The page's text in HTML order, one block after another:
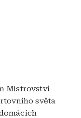
Mistrovství
světa